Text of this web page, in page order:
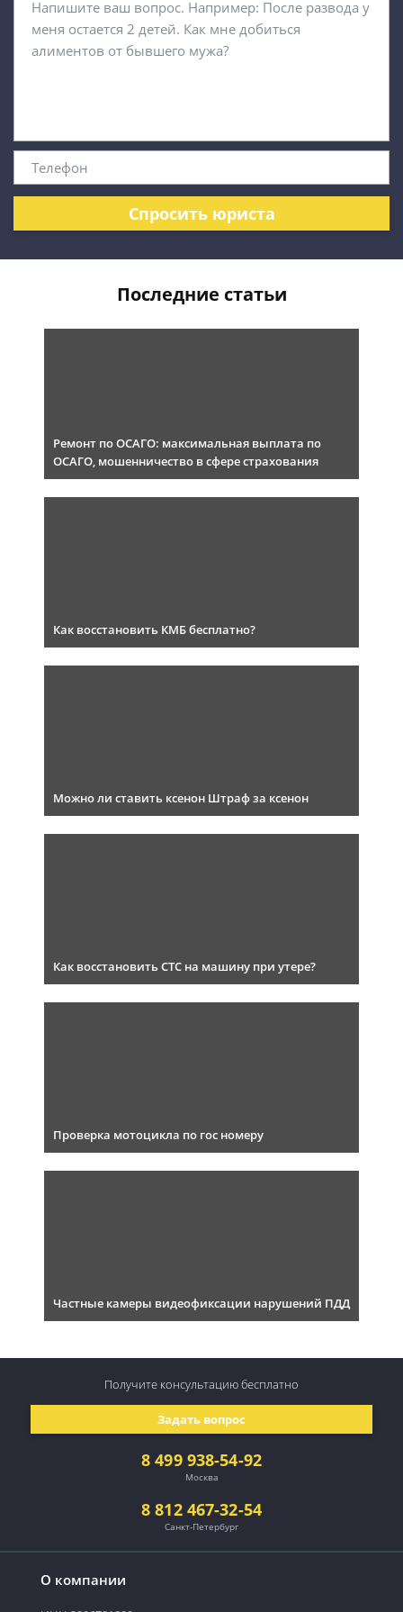
Спросить юриста
Последние статьи
Ремонт по ОСАГО: максимальная выплата по
ОСАГО, мошенничество в сфере страхования
Как восстановить КМБ бесплатно?
Можно ли ставить ксенон Штраф за ксенон
Как восстановить СТС на машину при утере?
Проверка мотоцикла по гос номеру
Частные камеры видеофиксации нарушений ПДД
О компании
8 499 938-54-92
Москва
8 812 467-32-54
Санкт-Петербург
Задать вопрос
Получите консультациюбесплатно